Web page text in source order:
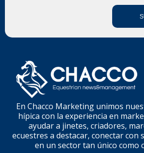
En Chacco Marketing unimos
hípica con la experiencia en
ayudar a jinetes, criadores,
ecuestres a destacar, conectar con
en un sector tan único como